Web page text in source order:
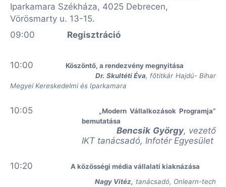
Iparkamara Székháza, 4025 Debrecen,
Vörösmarty u. 13-15.
09:00
Regisztráció
10:00
Köszöntő, a rendezvény megnyitása
Dr. Skultéti Éva, főtitkár Hajdú- Bihar
Megyei Kereskedelmi és Iparkamara
10:05
„Modern Vállalkozások Programja”
bemutatása
Bencsik György, vezető
IKT tanácsadó, Infotér Egyesület
10:20
A közösségi média vállalati kiaknázása
Nagy Vitéz, tanácsadó, Onlearn-tech